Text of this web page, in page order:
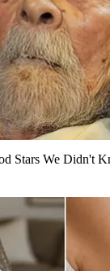
Stars We Didn't